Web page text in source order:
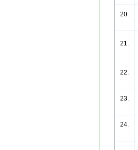
20.
21.
22.
23.
24.